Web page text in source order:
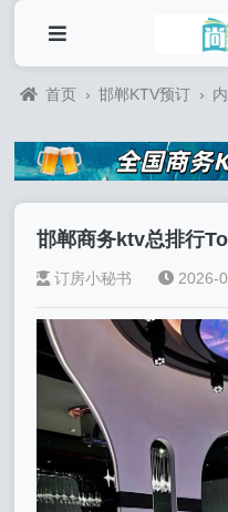
首页 › 邯郸KTV预订 ›
邯郸商务ktv总排行
订房小秘书 2026-